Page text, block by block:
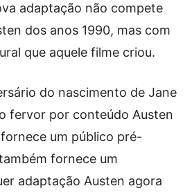
adaptação não compete
dos anos 1990, mas com
que aquele filme criou.
do nascimento de Jane
fervor por conteúdo Austen
um público pré-
fornece um
adaptação Austen agora